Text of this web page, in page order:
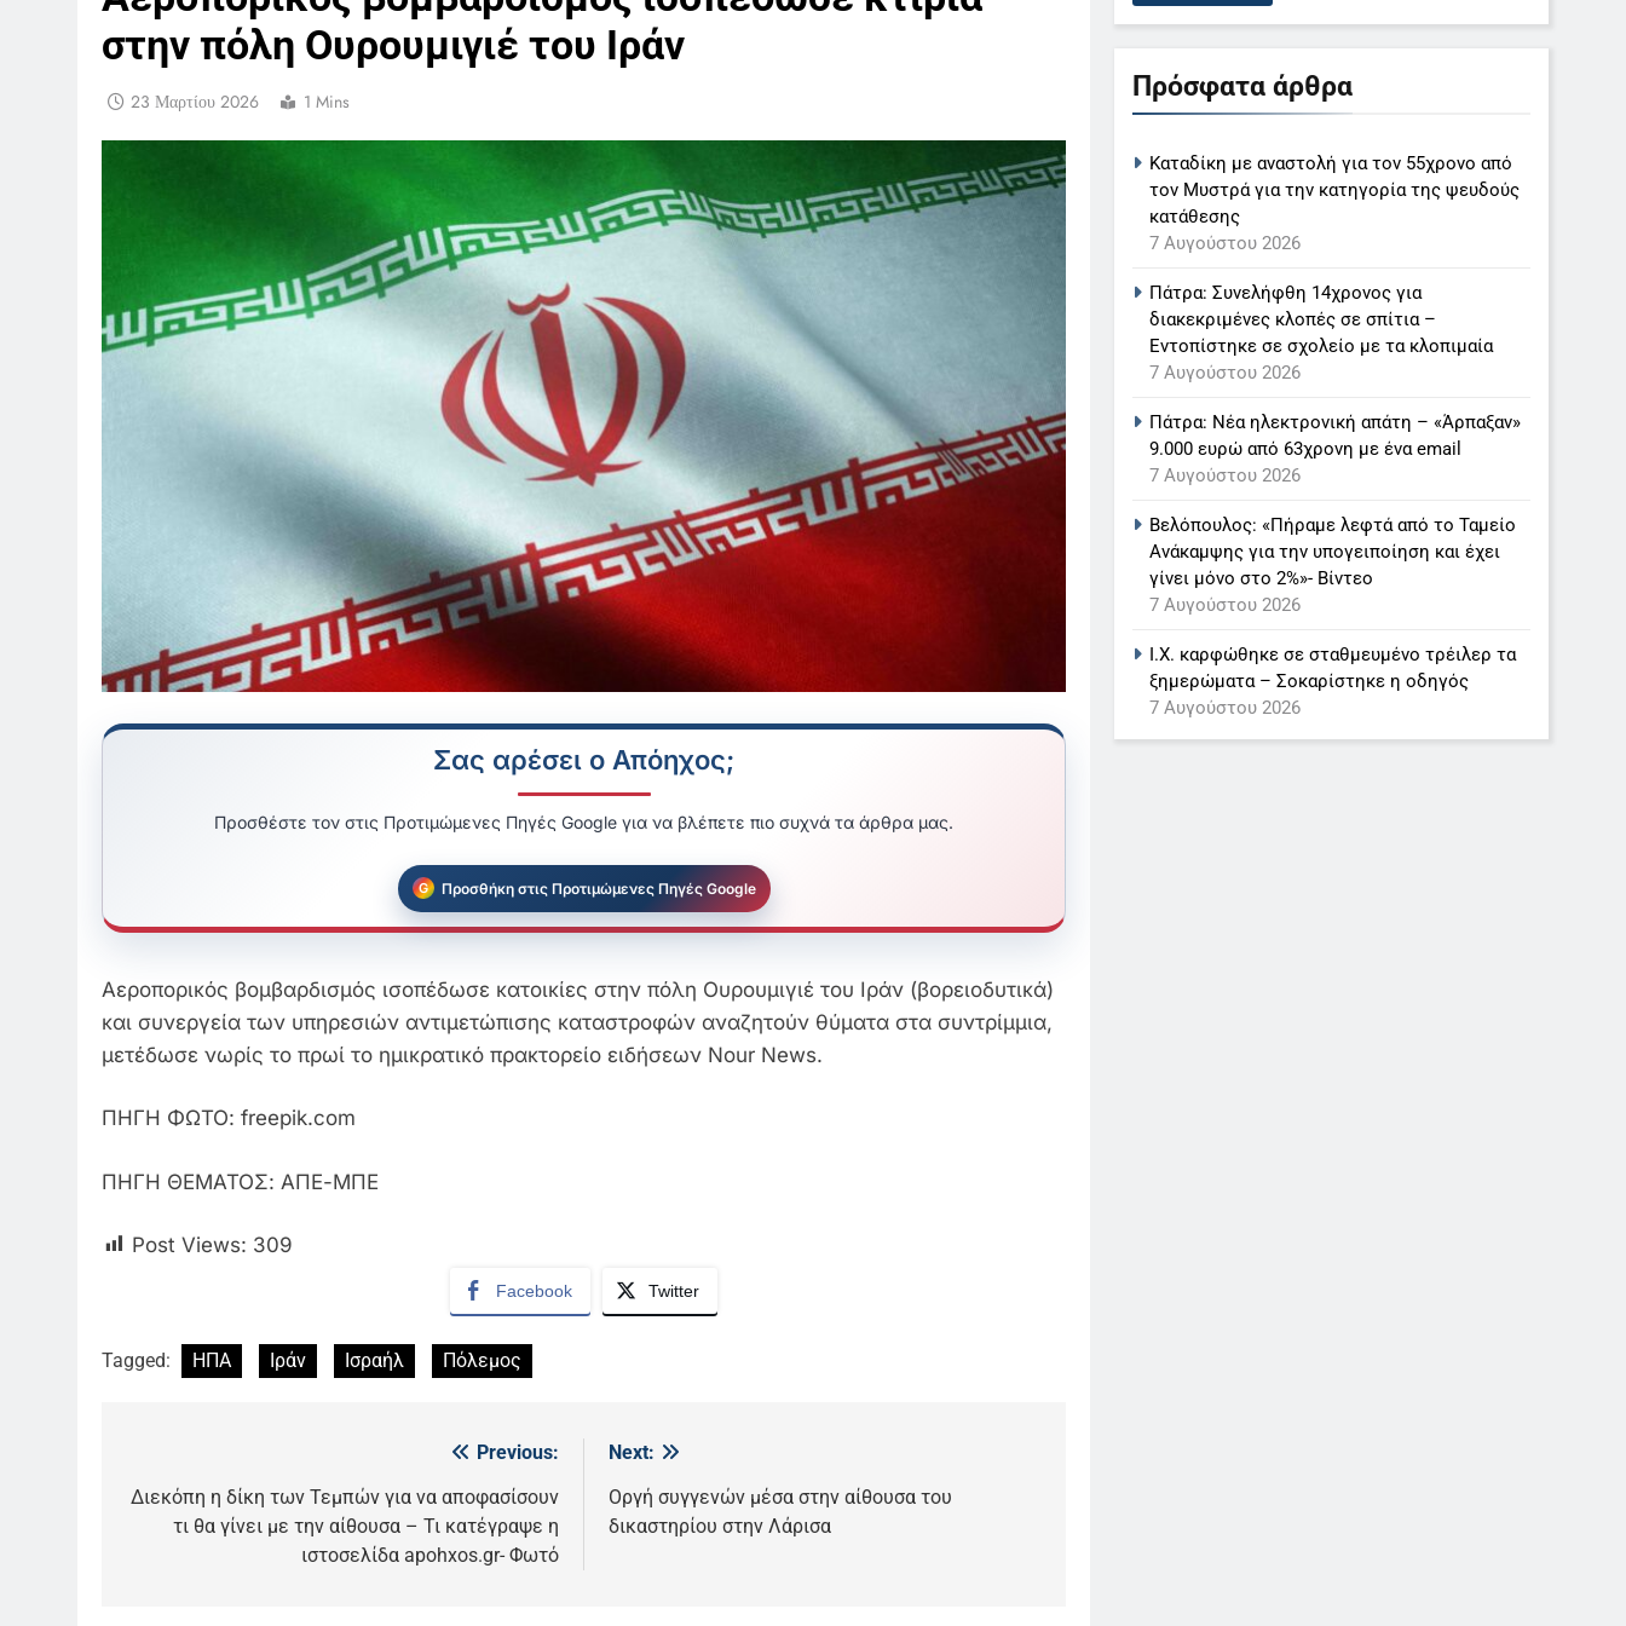
στην πόλη Ουρουμιγιέ του Ιράν
23 Μαρτίου 2026 1 Mins
Σας αρέσει ο Απόηχος;
Προσθέστε τον στις Προτιμώμενες Πηγές Google για να βλέπετε πιο συχνά τα άρθρα μας.
Προσθήκη στις Προτιμώμενες Πηγές Google
Αεροπορικός βομβαρδισμός ισοπέδωσε κατοικίες στην πόλη Ουρουμιγιέ του Ιράν (βορειοδυτικά)
και συνεργεία των υπηρεσιών αντιμετώπισης καταστροφών αναζητούν θύματα στα συντρίμμια,
μετέδωσε νωρίς το πρωί το ημικρατικό πρακτορείο ειδήσεων Nour News.
ΠΗΓΗ ΦΩΤΟ: freepik.com
ΠΗΓΗ ΘΕΜΑΤΟΣ: ΑΠΕ-ΜΠΕ
Post Views: 309
Facebook Twitter
Tagged: ΗΠΑ Ιράν Ισραήλ Πόλεμος
άρθρων
Previous:
Διεκόπη η δίκη των Τεμπών για να αποφασίσουν
τι θα γίνει με την αίθουσα – Τι κατέγραψε η
ιστοσελίδα apohxos.gr- Φωτό
Next:
Οργή συγγενών μέσα στην αίθουσα του
δικαστηρίου στην Λάρισα
Πρόσφατα άρθρα
Καταδίκη με αναστολή για τον 55χρονο από
τον Μυστρά για την κατηγορία της ψευδούς
κατάθεσης
7 Αυγούστου 2026
Πάτρα: Συνελήφθη 14χρονος για
διακεκριμένες κλοπές σε σπίτια –
Εντοπίστηκε σε σχολείο με τα κλοπιμαία
7 Αυγούστου 2026
Πάτρα: Νέα ηλεκτρονική απάτη – «Άρπαξαν»
9.000 ευρώ από 63χρονη με ένα email
7 Αυγούστου 2026
Βελόπουλος: «Πήραμε λεφτά από το Ταμείο
Ανάκαμψης για την υπογειποίηση και έχει
γίνει μόνο στο 2%»- Βίντεο
7 Αυγούστου 2026
Ι.Χ. καρφώθηκε σε σταθμευμένο τρέιλερ τα
ξημερώματα – Σοκαρίστηκε η οδηγός
7 Αυγούστου 2026
Ο Παναγιώτης Στάθης στο
«τιμόνι» του κεντρικού